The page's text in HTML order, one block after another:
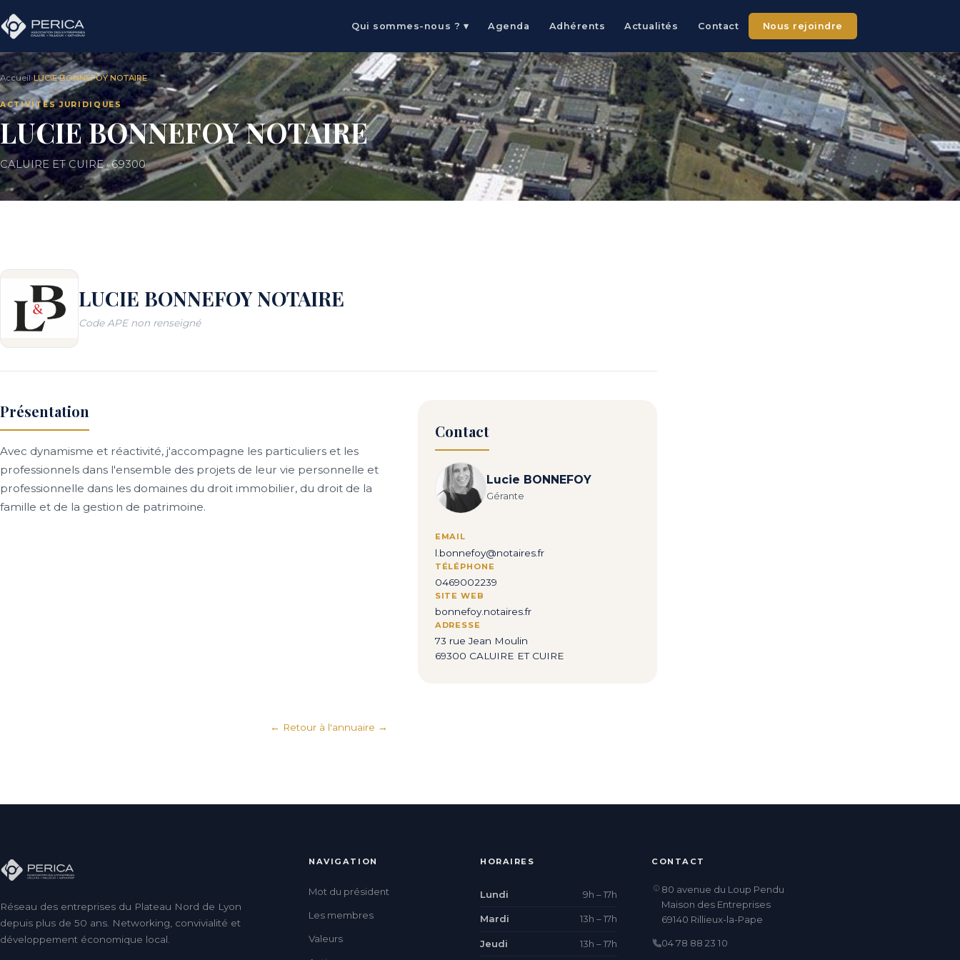
Qui sommes-nous ? ▾ Agenda Adhérents Actualités Contact Nous rejoindre
Accueil›LUCIE BONNEFOY NOTAIRE
ACTIVITÉS JURIDIQUES
LUCIE BONNEFOY NOTAIRE
CALUIRE ET CUIRE · 69300
LUCIE BONNEFOY NOTAIRE
Code APE non renseigné
Présentation
Avec dynamisme et réactivité, j'accompagne les particuliers et les
professionnels dans l'ensemble des projets de leur vie personnelle et
professionnelle dans les domaines du droit immobilier, du droit de la
famille et de la gestion de patrimoine.
Contact
Lucie BONNEFOY
Gérante
EMAIL
l.bonnefoy@notaires.fr
TÉLÉPHONE
0469002239
SITE WEB
bonnefoy.notaires.fr
ADRESSE
73 rue Jean Moulin
69300 CALUIRE ET CUIRE
← Retour à l'annuaire
Réseau des entreprises du Plateau Nord de Lyon
depuis plus de 50 ans. Networking, convivialité et
développement économique local.
NAVIGATION
Mot du président
Les membres
Valeurs
HORAIRES
Lundi 9h – 17h
Mardi 13h – 17h
Jeudi 13h – 17h
CONTACT
80 avenue du Loup Pendu
Maison des Entreprises
69140 Rillieux-la-Pape
04 78 88 23 10